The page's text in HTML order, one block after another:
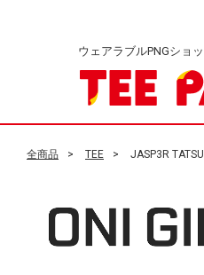
ウェアラブルPNGショ
全商品 TEE JASP3R TATSU